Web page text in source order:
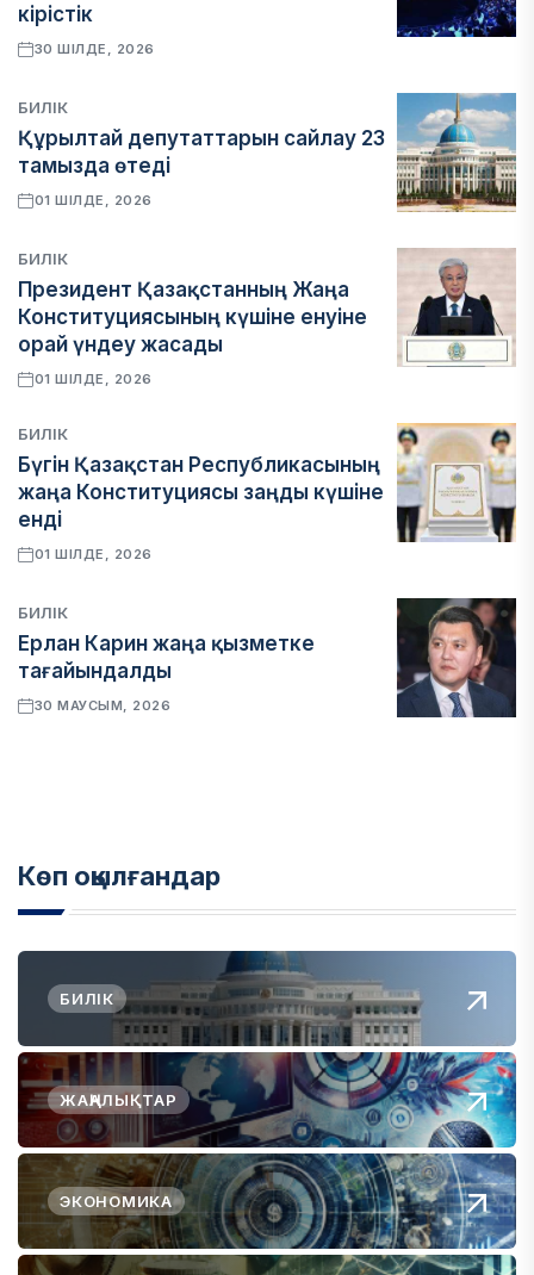
кірістік
30 ШІЛДЕ, 2026
БИЛІК
Құрылтай депутаттарын сайлау 23
тамызда өтеді
01 ШІЛДЕ, 2026
БИЛІК
Президент Қазақстанның Жаңа
Конституциясының күшіне енуіне
орай үндеу жасады
01 ШІЛДЕ, 2026
БИЛІК
Бүгін Қазақстан Республикасының
жаңа Конституциясы заңды күшіне
енді
01 ШІЛДЕ, 2026
БИЛІК
Ерлан Карин жаңа қызметке
тағайындалды
30 МАУСЫМ, 2026
Көп оқылғандар
БИЛІК
ЖАҢАЛЫҚТАР
ЭКОНОМИКА